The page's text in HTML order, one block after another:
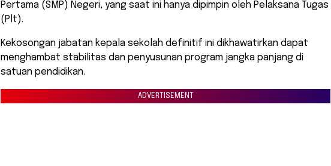
Pertama (SMP) Negeri, yang saat ini hanya dipimpin oleh Pelaksana Tugas
(Plt).
Kekosongan jabatan kepala sekolah definitif ini dikhawatirkan dapat
menghambat stabilitas dan penyusunan program jangka panjang di
satuan pendidikan.
ADVERTISEMENT